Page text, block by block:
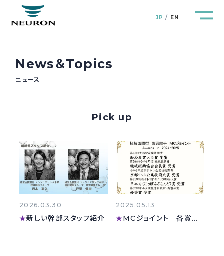
JP EN
製品＆サービス Products&Service
研究開発 R&D
新着情報 News&Topics
News＆Topics
ニュース
Pick up
2026.03.30
★新しい幹部スタッフ紹介
2025.05.13
★MCジョイント 各賞のご説明